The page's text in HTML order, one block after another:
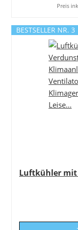
Preis
BESTSELLER NR. 3
Luftkühler mit